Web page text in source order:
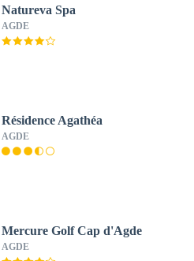
Natureva Spa
AGDE
Résidence Agathéa
AGDE
Mercure Golf Cap d'Agde
AGDE